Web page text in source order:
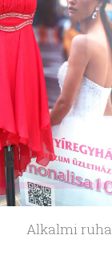
Alkalmi ruha